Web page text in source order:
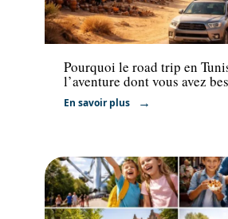
Voyage
Pourquoi le road trip en
l’aventure dont vous avez
En savoir plus